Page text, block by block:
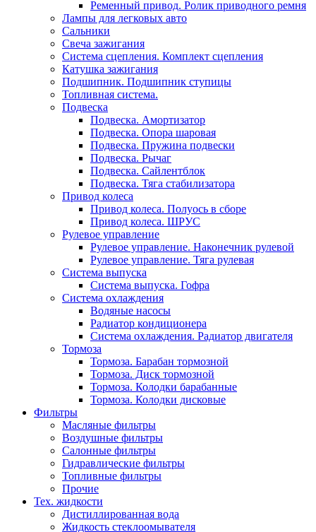
Ременный привод. Ролик приводного ремня
Лампы для легковых авто
Сальники
Свеча зажигания
Система сцепления. Комплект сцепления
Катушка зажигания
Подшипник. Подшипник ступицы
Топливная система.
Подвеска
Подвеска. Амортизатор
Подвеска. Опора шаровая
Подвеска. Пружина подвески
Подвеска. Рычаг
Подвеска. Сайлентблок
Подвеска. Тяга стабилизатора
Привод колеса
Привод колеса. Полуось в сборе
Привод колеса. ШРУС
Рулевое управление
Рулевое управление. Наконечник рулевой
Рулевое управление. Тяга рулевая
Система выпуска
Система выпуска. Гофра
Система охлаждения
Водяные насосы
Радиатор кондиционера
Система охлаждения. Радиатор двигателя
Тормоза
Тормоза. Барабан тормозной
Тормоза. Диск тормозной
Тормоза. Колодки барабанные
Тормоза. Колодки дисковые
Фильтры
Масляные фильтры
Воздушные фильтры
Салонные фильтры
Гидравлические фильтры
Топливные фильтры
Прочие
Тех. жидкости
Дистиллированная вода
Жидкость стеклоомывателя